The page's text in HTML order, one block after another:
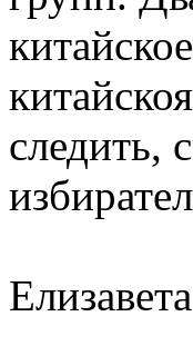
следить,